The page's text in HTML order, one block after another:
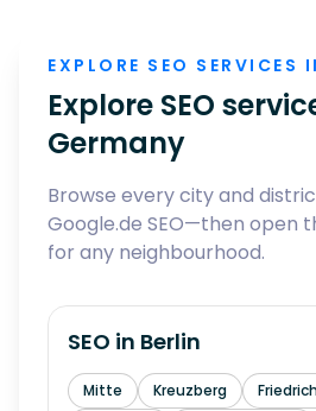
EXPLORE SEO SERVICES
Explore SEO
Germany
Browse every city and
Google.de SEO—then open
for any neighbourhood.
SEO in Berlin
Mitte Kreuzberg